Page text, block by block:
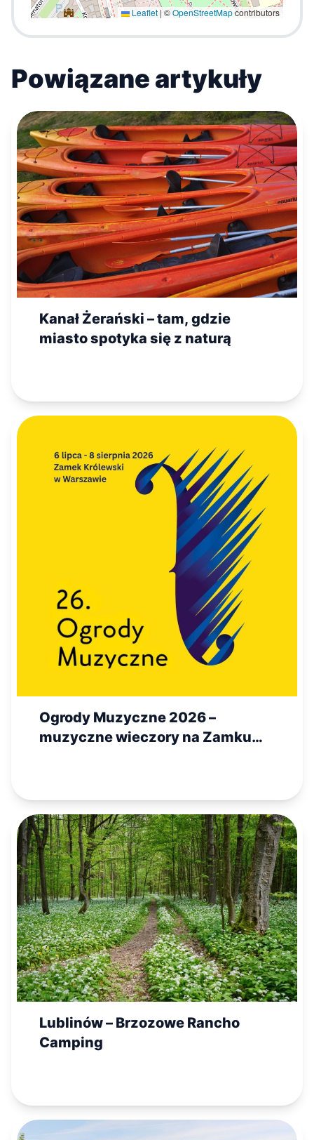
Leaflet |©OpenStreetMapcontributors
Powiązane artykuły
Kanał Żerański – tam, gdzie
miasto spotyka się z naturą
Ogrody Muzyczne 2026 –
muzyczne wieczory na Zamku
Lublinów – Brzozowe Rancho
Camping